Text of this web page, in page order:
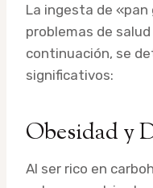
La ingesta de
problemas de
continuación, se
significativos:
Obesidad y
Al ser rico en